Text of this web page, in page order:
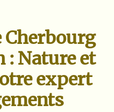
Cherbourg
: Nature et
expert